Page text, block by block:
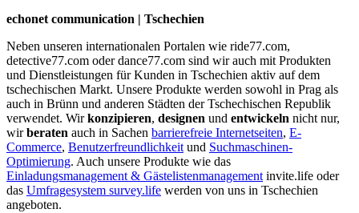
echonet communication | Tschechien
Neben unseren internationalen Portalen wie ride77.com,
detective77.com oder dance77.com sind wir auch mit Produkten
und Dienstleistungen für Kunden in Tschechien aktiv auf dem
tschechischen Markt. Unsere Produkte werden sowohl in Prag als
auch in Brünn und anderen Städten der Tschechischen Republik
verwendet. Wirkonzipieren, designen und entwickeln nicht nur,
wirberaten auch in Sachen barrierefreie Internetseiten, E-
Commerce, Benutzerfreundlichkeit und Suchmaschinen-
Optimierung. Auch unsere Produkte wie das
Einladungsmanagement & Gästelistenmanagement invite.life oder
das Umfragesystem survey.life werden von uns in Tschechien
angeboten.